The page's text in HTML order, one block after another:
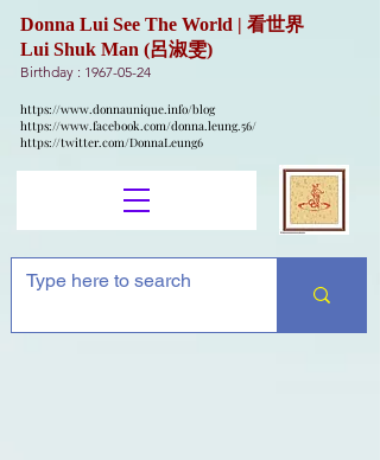
Donna Lui See The World | 看世界
Lui Shuk Man (呂淑雯)
Birthday : 1967-05-24
https://www.donnaunique.info/blog
https://www.facebook.com/donna.leung.56/
https://twitter.com/DonnaLeung6